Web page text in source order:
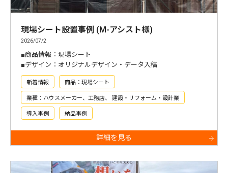
現場シート設置事例 (M-アシスト様)
2026/07/2
■商品情報：現場シート
■デザイン：オリジナルデザイン・データ入稿
新着情報 商品：現場シート
業種：ハウスメーカー、工務店、 建設・リフォーム・設計業
導入事例 納品事例
詳細を見る